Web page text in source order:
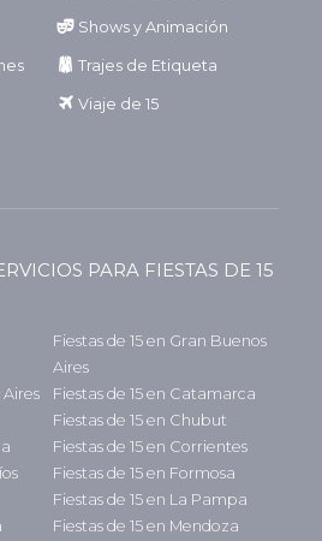
Shows y Animación
Trajes de Etiqueta
Viaje de 15
PARA FIESTAS DE 15
Fiestas de 15 en Gran Buenos
Aires
Aires
Fiestas de 15 en Catamarca
Fiestas de 15 en Chubut
Fiestas de 15 en Corrientes
Fiestas de 15 en Formosa
Fiestas de 15 en La Pampa
Fiestas de 15 en Mendoza